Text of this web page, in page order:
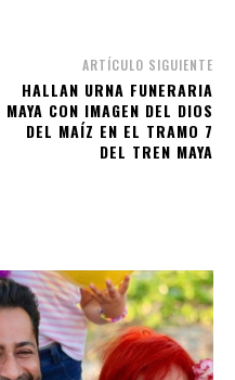
ARTÍCULO SIGUIENTE
HALLAN URNA FUNERARIA
MAYA CON IMAGEN DEL DIOS
DEL MAÍZ EN EL TRAMO 7
DEL TREN MAYA